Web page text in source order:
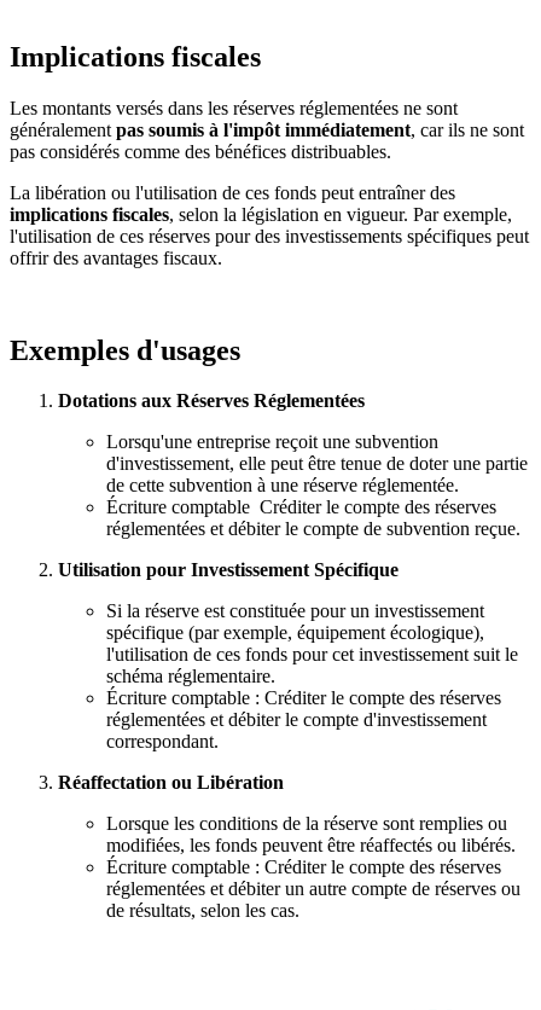
Implications fiscales
Les montants versés dans les réserves réglementées ne sont
généralement pas soumis à l'impôt immédiatement, car ils ne sont
pas considérés comme des bénéfices distribuables.
La libération ou l'utilisation de ces fonds peut entraîner des
implications fiscales, selon la législation en vigueur. Par exemple,
l'utilisation de ces réserves pour des investissements spécifiques peut
offrir des avantages fiscaux.
Exemples d'usages
Dotations aux Réserves Réglementées
Lorsqu'une entreprise reçoit une subvention
d'investissement, elle peut être tenue de doter une partie
de cette subvention à une réserve réglementée.
Écriture comptable Créditer le compte des réserves
réglementées et débiter le compte de subvention reçue.
Utilisation pour Investissement Spécifique
Si la réserve est constituée pour un investissement
spécifique (par exemple, équipement écologique),
l'utilisation de ces fonds pour cet investissement suit le
schéma réglementaire.
Écriture comptable : Créditer le compte des réserves
réglementées et débiter le compte d'investissement
correspondant.
Réaffectation ou Libération
Lorsque les conditions de la réserve sont remplies ou
modifiées, les fonds peuvent être réaffectés ou libérés.
Écriture comptable : Créditer le compte des réserves
réglementées et débiter un autre compte de réserves ou
de résultats, selon les cas.